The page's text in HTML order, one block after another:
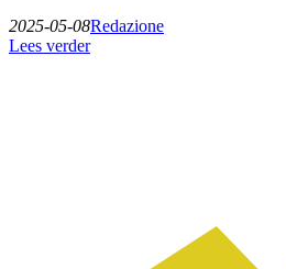
2025-05-08Redazione
Lees verder